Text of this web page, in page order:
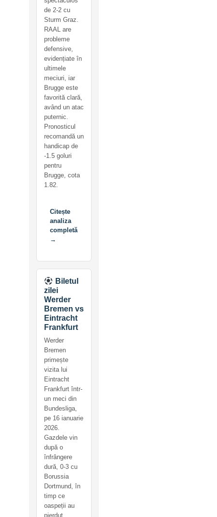
de 2-2 cu
Sturm Graz.
RAAL are
probleme
defensive,
evidențiate în
ultimele
meciuri, iar
Brugge este
favorită clară,
având un atac
puternic.
Pronosticul
recomandă un
handicap de
-1.5 goluri
pentru
Brugge, cota
1.82.
Citește
analiza
completă
→
Biletul
zilei
Werder
Bremen vs
Eintracht
Frankfurt
Werder
Bremen
primește
vizita lui
Eintracht
Frankfurt într-
un meci din
Bundesliga,
pe 16 ianuarie
2026.
Gazdele vin
după o
înfrângere
dură, 0-3 cu
Borussia
Dortmund, în
timp ce
oaspeții au
pierdut